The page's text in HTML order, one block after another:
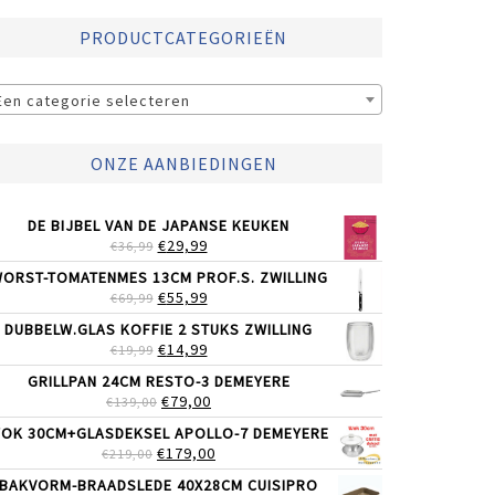
PRODUCTCATEGORIEËN
categorie selecteren
ONZE AANBIEDINGEN
DE BIJBEL VAN DE JAPANSE KEUKEN
€36,99 OORSPRONKELIJKE
PRIJS
WAS:
€36,99.
€29,99HUIDIGE
PRIJS
IS:
€29,99.
TOMATENMES 13CM PROF.S. ZWILLING
€69,99 OORSPRONKELIJKE
PRIJS
WAS:
€69,99.
€55,99HUIDIGE
PRIJS
IS:
€55,99.
DUBBELW.GLAS KOFFIE 2 STUKS ZWILLING
€19,99 OORSPRONKELIJKE
PRIJS
WAS:
€19,99.
€14,99HUIDIGE
PRIJS
IS:
€14,99.
GRILLPAN 24CM RESTO-3 DEMEYERE
€139,00 OORSPRONKELIJKE
PRIJS
WAS:
€139,00.
€79,00
PRIJS
IS:
€79,00.
30CM+GLASDEKSEL APOLLO-7 DEMEYERE
€219,00 OORSPRONKELIJKE
PRIJS
€179,00
PRIJS
BAKVORM-BRAADSLEDE 40X28CM CUISIPRO